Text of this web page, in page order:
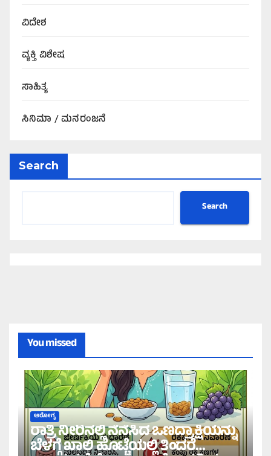
ವಿದೇಶ
ವ್ಯಕ್ತಿ ವಿಶೇಷ
ಸಾಹಿತ್ಯ
ಸಿನಿಮಾ / ಮನರಂಜನೆ
Search
Search
You missed
ಆರೋಗ್ಯ
ರಾತ್ರಿ ನೀರಿನಲ್ಲಿ ನೆನೆಸಿದ ಒಣದ್ರಾಕ್ಷಿಯನ್ನು
ಬೆಳಗ್ಗೆ ಖಾಲಿ ಹೊಟ್ಟೆಯಲ್ಲಿ ತಿಂದರೆ